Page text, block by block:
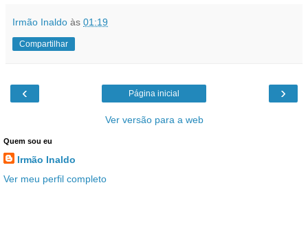
Irmão Inaldo às 01:19
Compartilhar
‹ ›
Página inicial
Ver versão para a web
Quem sou eu
Irmão Inaldo
Ver meu perfil completo